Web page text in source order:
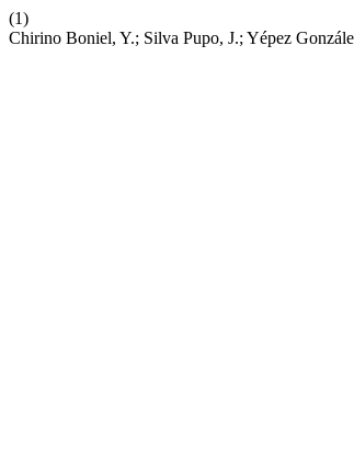
(1)
Chirino Boniel, Y.; Silva Pupo, J.; Yépez